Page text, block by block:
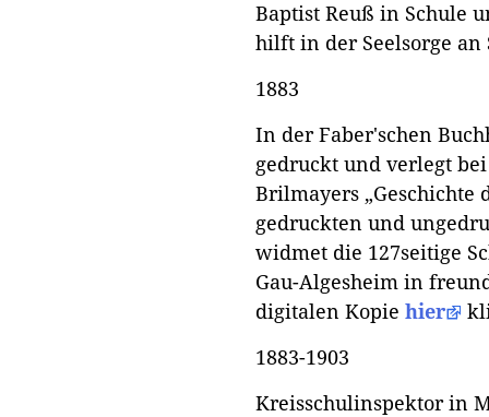
Baptist Reuß in Schule
hilft in der Seelsorge an
1883
In der Faber'schen
gedruckt und verlegt
Brilmayers „Geschichte
gedruckten und
widmet die 127seitige
Gau-Algesheim in
digitalen Kopie hier
1883-1903
Kreisschulinspektor in